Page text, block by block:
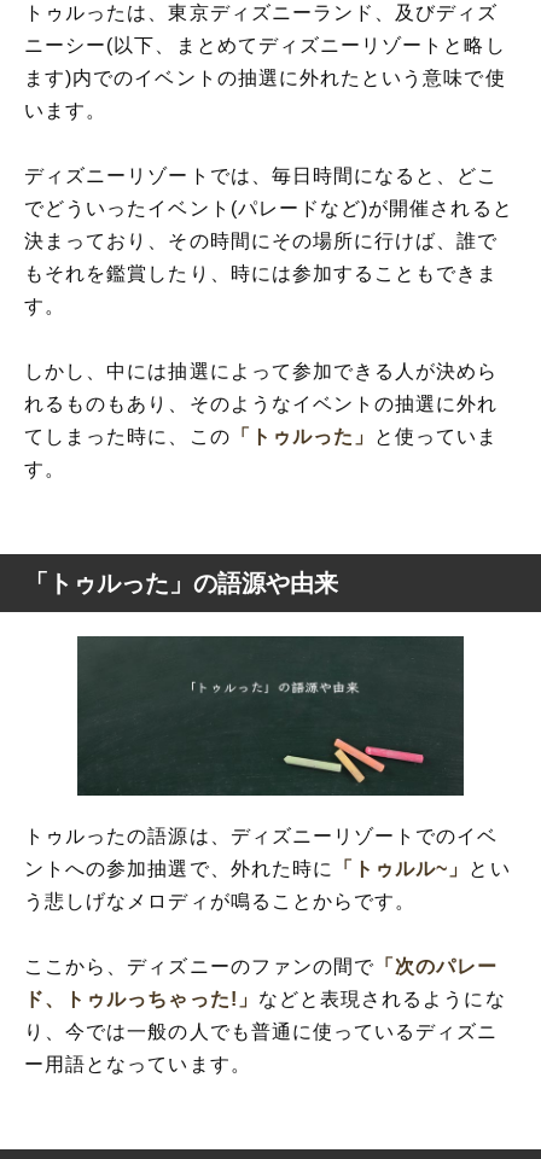
トゥルったは、東京ディズニーランド、及びディズ
ニーシー(以下、まとめてディズニーリゾートと略し
ます)内でのイベントの抽選に外れたという意味で使
います。
ディズニーリゾートでは、毎日時間になると、どこ
でどういったイベント(パレードなど)が開催されると
決まっており、その時間にその場所に行けば、誰で
もそれを鑑賞したり、時には参加することもできま
す。
しかし、中には抽選によって参加できる人が決めら
れるものもあり、そのようなイベントの抽選に外れ
てしまった時に、この 「トゥルった」
と使っていま
す。
「トゥルった」の語源や由来
トゥルったの語源は、ディズニーリゾートでのイベ
ントへの参加抽選で、外れた時に
「トゥルル~」 とい
う悲しげなメロディが鳴ることからです。
ここから、ディズニーのファンの間で 「次のパレー
ド、トゥルっちゃった!」 などと表現されるようにな
り、今では一般の人でも普通に使っているディズニ
ー用語となっています。